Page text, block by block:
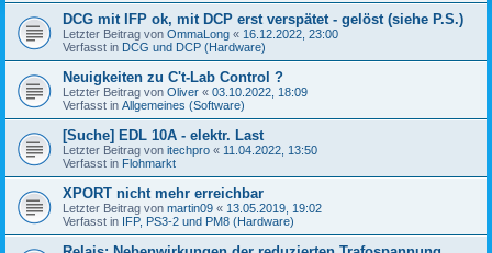
DCG mit IFP ok, mit DCP erst verspätet - gelöst (siehe P.S.)
Letzter Beitrag von OmmaLong « 16.12.2022, 23:00
Verfasst in DCG und DCP (Hardware)
Neuigkeiten zu C't-Lab Control ?
Letzter Beitrag von Oliver « 03.10.2022, 18:09
Verfasst in Allgemeines (Software)
[Suche] EDL 10A - elektr. Last
Letzter Beitrag von itechpro « 11.04.2022, 13:50
Verfasst in Flohmarkt
XPORT nicht mehr erreichbar
Letzter Beitrag von martin09 « 13.05.2019, 19:02
Verfasst in IFP, PS3-2 und PM8 (Hardware)